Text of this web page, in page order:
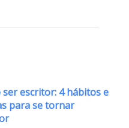
ser escritor: 4 hábitos e
para se tornar